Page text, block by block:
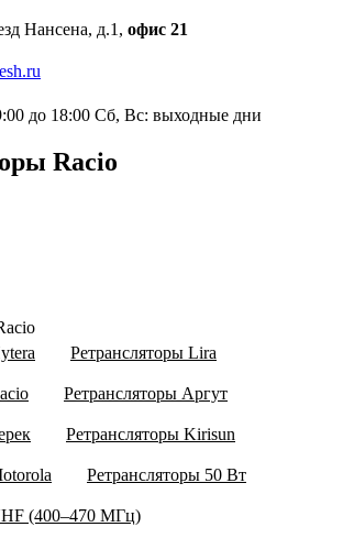
Нансена, д.1, офис 21
до 18:00 Cб, Вс: выходные дни
Racio
Ретрансляторы Lira
Ретрансляторы Аргут
Ретрансляторы Kirisun
Ретрансляторы 50 Вт
(400–470 МГц)